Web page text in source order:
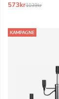
573krNormalpris:
1039kr
KAMPAGNE